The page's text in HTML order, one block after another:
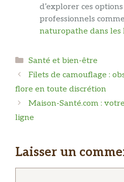
d’explorer ces
professionnels comme
naturopathe dans les
Catégories
Santé et bien-être
Filets de camouflage :
flore en toute discrétion
Maison-Santé.com :
ligne
Laisser un